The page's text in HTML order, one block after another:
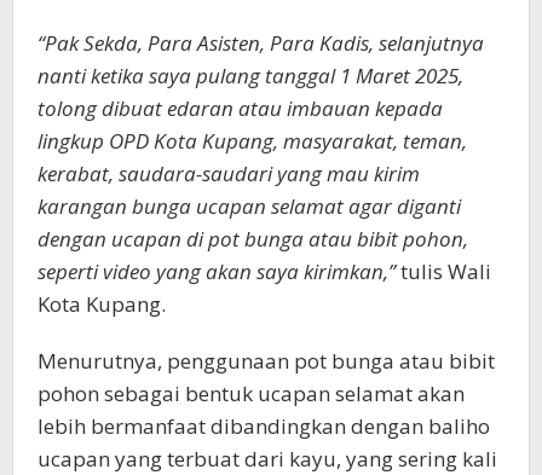
“Pak Sekda, Para Asisten, Para Kadis, selanjutnya
nanti ketika saya pulang tanggal 1 Maret 2025,
tolong dibuat edaran atau imbauan kepada
lingkup OPD Kota Kupang, masyarakat, teman,
kerabat, saudara-saudari yang mau kirim
karangan bunga ucapan selamat agar diganti
dengan ucapan di pot bunga atau bibit pohon,
seperti video yang akan saya kirimkan,”tulis Wali
Kota Kupang.
Menurutnya, penggunaan pot bunga atau bibit
pohon sebagai bentuk ucapan selamat akan
lebih bermanfaat dibandingkan dengan baliho
ucapan yang terbuat dari kayu, yang sering kali